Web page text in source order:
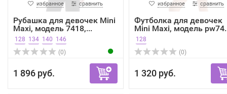
избранное сравнить
Рубашка для девочек Mini
Maxi, модель 7418,...
128 134 140 146
(0)
1 896 руб.
избранное сравнить
Футболка для девочек
Mini Maxi, модель
128
(0)
1 320 руб.